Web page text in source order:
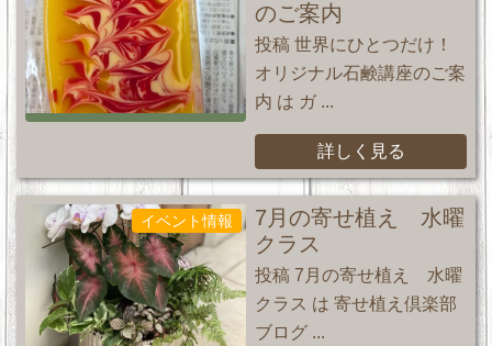
のご案内
投稿 世界にひとつだけ！
オリジナル石鹸講座のご案
内 は ガ ...
詳しく見る
イベント情報
7月の寄せ植え 水曜
クラス
投稿 7月の寄せ植え 水曜
クラス は 寄せ植え倶楽部
ブログ ...